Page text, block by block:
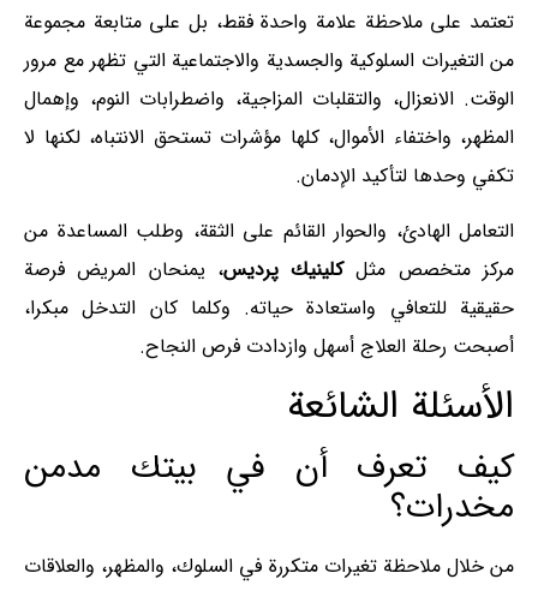
تعتمد على ملاحظة علامة واحدة فقط، بل على متابعة مجموعة
من التغيرات السلوكية والجسدية والاجتماعية التي تظهر مع مرور
الوقت. الانعزال، والتقلبات المزاجية، واضطرابات النوم، وإهمال
المظهر، واختفاء الأموال، كلها مؤشرات تستحق الانتباه، لكنها لا
تكفي وحدها لتأكيد الإدمان.
التعامل الهادئ، والحوار القائم على الثقة، وطلب المساعدة من
مركز متخصص مثلكلينيك پرديس، يمنحان المريض فرصة
حقيقية للتعافي واستعادة حياته. وكلما كان التدخل مبكرا،
أصبحت رحلة العلاج أسهل وازدادت فرص النجاح.
الأسئلة الشائعة
كيف تعرف أن في بيتك مدمن
مخدرات؟
من خلال ملاحظة تغيرات متكررة في السلوك، والمظهر، والعلاقات